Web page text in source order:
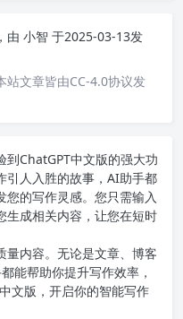
由 小智 于2025-03-13发
站文章皆由CC-4.0协议发
到ChatGPT中文版的强大功
引人入胜的故事，AI助手都
的写作灵感。您只需输入
生成相关内容，让您在短时
量内容。无论是文章、博客
能帮助你提升写作效率，
文版 ，开启你的智能写作